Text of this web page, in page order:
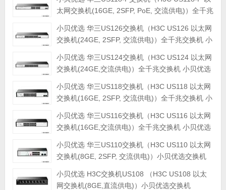
太网交换机(16GE, 2SFP, PoE, 交流供电)）全千兆
小贝优选 华三US126交换机（H3C US126 以太网
交换机(24GE, 2SFP, 交流供电)）全千兆交换机 小
小贝优选 华三US124交换机（H3C US124 以太网
交换机(24GE,交流供电)）全千兆交换机 小贝优选
小贝优选 华三US118交换机（H3C US118 以太网
交换机(16GE, 2SFP, 交流供电)）全千兆交换机 小
小贝优选 华三US116交换机（H3C US116 以太网
交换机(16GE,交流供电)）全千兆交换机 小贝优选
小贝优选 华三US110交换机（H3C US110 以太网
交换机(8GE, 2SFP, 交流供电)）小贝优选交换机
小贝优选 H3C交换机US108 （H3C US108 以太
网交换机(8GE,直流供电)）小贝优选交换机